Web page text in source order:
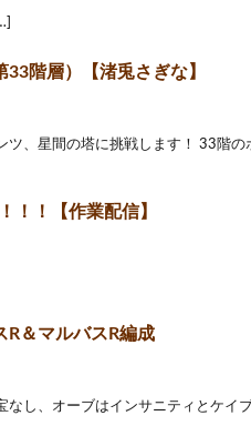
階層）【渚兎さぎな】
、星間の塔に挑戦します！ 33階の
！！【作業配信】
＆マルバスR編成
し、オーブはインサニティとケイ